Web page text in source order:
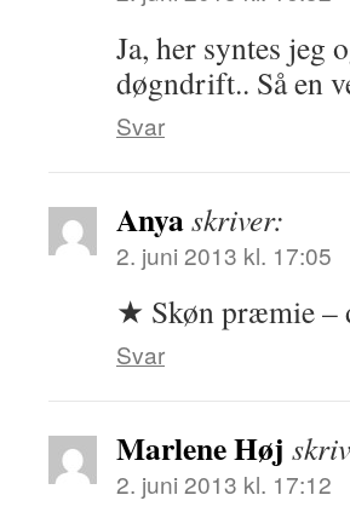
Ja, her syntes jeg
døgndrift.. Så en
Svar
Anyaskriver:
2. juni 2013 kl. 17:05
★ Skøn præmie –
Svar
Marlene Høj
2. juni 2013 kl. 17:12